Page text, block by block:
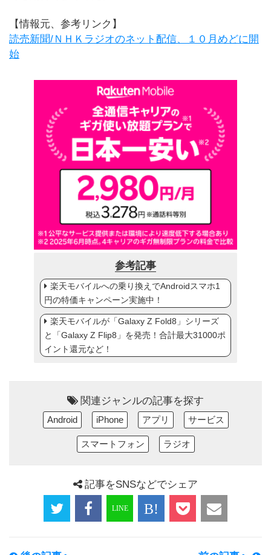
【情報元、参考リンク】
読売新聞/ＮＨＫラジオのネット配信、１０月めどに開
始
参考記事
楽天モバイルへの乗り換えでAndroidスマホ1
円の特価キャンペーン実施中！
楽天モバイルが「Galaxy Z Fold8」シリーズ
と「Galaxy Z Flip8」を発売！合計最大31000ポ
イント還元など！
関連ジャンルの記事を探す
Android iPhone アプリ サービス
スマートフォン ラジオ
記事をSNSなどでシェア